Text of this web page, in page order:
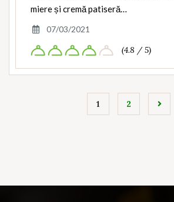
miere și cremă patiseră…
07/03/2021
(4.8 / 5)
1 2